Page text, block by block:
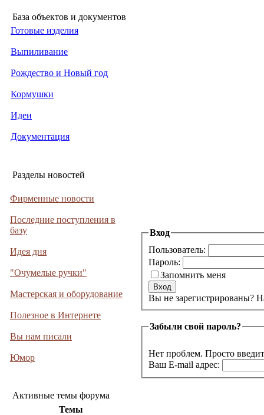
База объектов и документов
Готовые изделия
Выпиливание
Рождество и Новый год
Кормушки
Идеи
Документация
Разделы новостей
Фирменные новости
Последние поступления в
базу
Идея дня
"Очумелые ручки"
Мастерская и оборудование
Полезное в Интернете
Вы нам писали
Юмор
Активные темы форума
Темы
Вход
Пользователь:
Пароль:
Запомнить меня
Вы не
Забыли свой пароль?
Нет проблем. Просто
Ваш E-mail адрес: